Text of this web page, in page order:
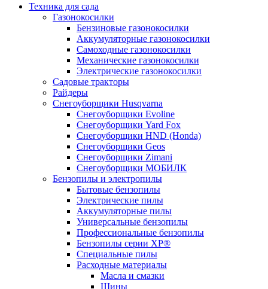
Техника для сада
Газонокосилки
Бензиновые газонокосилки
Аккумуляторные газонокосилки
Самоходные газонокосилки
Механические газонокосилки
Электрические газонокосилки
Садовые тракторы
Райдеры
Снегоуборщики Husqvarna
Снегоуборщики Evoline
Снегоуборщики Yard Fox
Снегоуборщики HND (Honda)
Снегоуборщики Geos
Снегоуборщики Zimani
Снегоуборщики МОБИЛК
Бензопилы и электропилы
Бытовые бензопилы
Электрические пилы
Аккумуляторные пилы
Универсальные бензопилы
Профессиональные бензопилы
Бензопилы серии XP®
Специальные пилы
Расходные материалы
Масла и смазки
Шины